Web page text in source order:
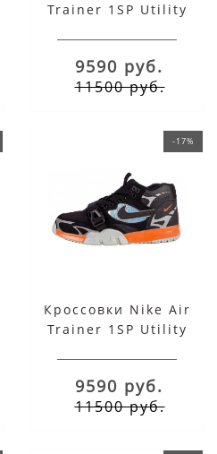
Trainer 1SP Utility
9590 руб.
11500 руб.
-17%
Кроссовки Nike Air
Trainer 1SP Utility
9590 руб.
11500 руб.